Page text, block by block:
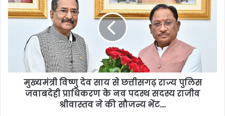
मुख्यमंत्री विष्णु देव साय से छत्तीसगढ़ राज्य पुलिस
जवाबदेही प्राधिकरण के नव पदस्थ सदस्य राजीव
श्रीवास्तव ने की सौजन्य भेंट….